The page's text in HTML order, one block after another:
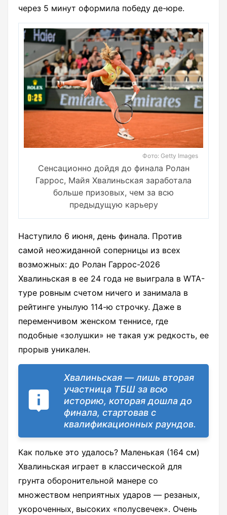
через 5 минут оформила победу де-юре.
Фото: Getty Images
Сенсационно дойдя до финала Ролан
Гаррос, Майя Хвалиньская заработала
больше призовых, чем за всю
предыдущую карьеру
Наступило 6 июня, день финала. Против
самой неожиданной соперницы из всех
возможных: до Ролан Гаррос-2026
Хвалиньская в ее 24 года не выиграла в WTA-
туре ровным счетом ничего и занимала в
рейтинге унылую 114-ю строчку. Даже в
переменчивом женском теннисе, где
подобные «золушки» не такая уж редкость, ее
прорыв уникален.
Хвалиньская — лишь вторая
участница ТБШ за всю
историю, которая дошла до
финала, стартовав с
квалификационных раундов.
Как польке это удалось? Маленькая (164 см)
Хвалиньская играет в классической для
грунта оборонительной манере со
множеством неприятных ударов — резаных,
укороченных, высоких «полусвечек». Очень